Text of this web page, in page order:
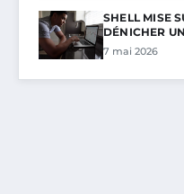
SHELL MISE
DÉNICHER
7 mai 2026